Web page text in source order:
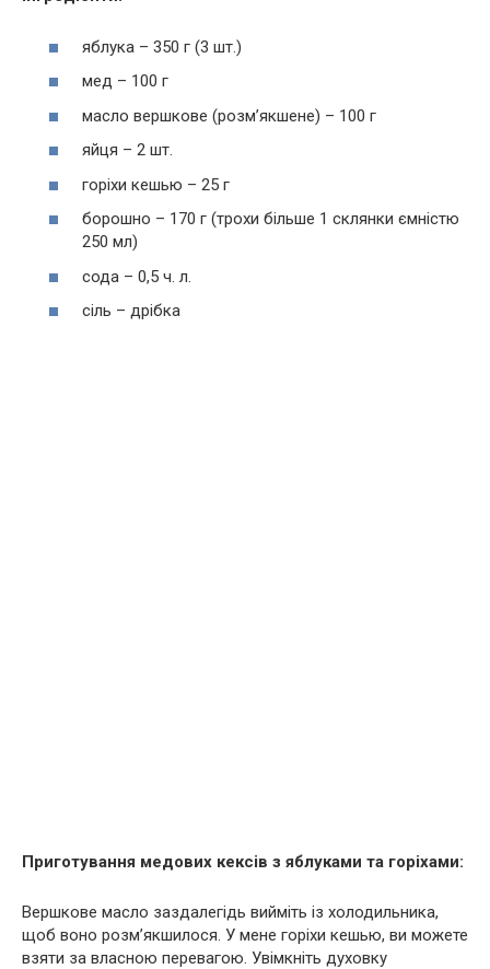
яблука – 350 г (3 шт.)
мед – 100 г
масло вершкове (розм’якшене) – 100 г
яйця – 2 шт.
горіхи кешью – 25 г
борошно – 170 г (трохи більше 1 склянки ємністю
250 мл)
сода – 0,5 ч. л.
сіль – дрібка
Приготування медових кексів з яблуками та горіхами:
Вершкове масло заздалегідь вийміть із холодильника,
щоб воно розм’якшилося. У мене горіхи кешью, ви можете
взяти за власною перевагою. Увімкніть духовку